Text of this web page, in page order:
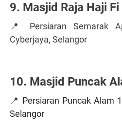
9. Masjid Raja Haji
📍 Persiaran Semarak
Cyberjaya, Selangor
10. Masjid Puncak
📍 Persiaran Puncak Alam
Selangor